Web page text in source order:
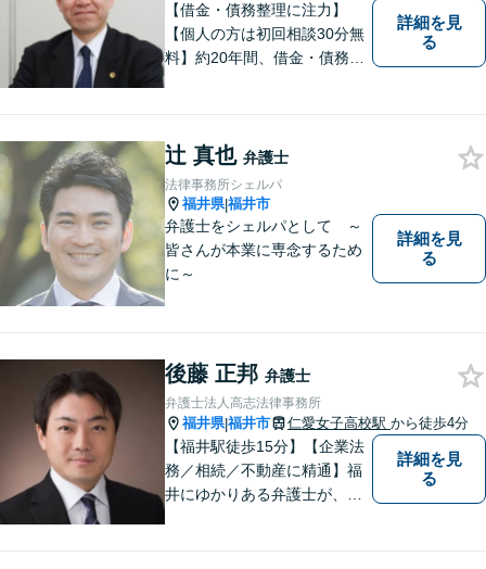
【借金・債務整理に注力】
【個人の方は初回相談30分無
料】約20年間、借金・債務整
務所にお越しください。経験
と信頼による手厚いサポート
をさせていただきます。
詳細を見
る
辻 真也 弁護士
法律事務所シェルパ
福井県|福井市
弁護士をシェルパとして ～
皆さんが本業に専念するため
に～
詳細を見
る
後藤 正邦 弁護士
弁護士法人高志法律事務所
福井県|福井市 仁愛女子高校駅 から徒歩4分
【福井駅徒歩15分】【企業法
務／相続／不動産に精通】福
井にゆかりある弁護士が、皆
詳細を見
る